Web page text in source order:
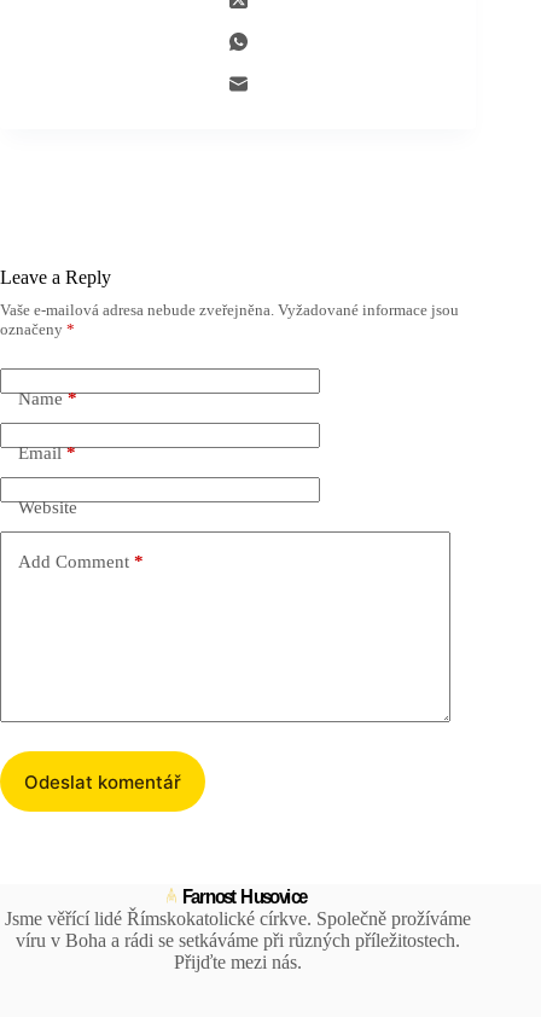
Leave a Reply
Vaše e-mailová adresa nebude zveřejněna. Vyžadované informace jsou
označeny *
Name*
Email*
Website
Add Comment *
Odeslat komentář
Jsme věřící lidé Římskokatolické církve. Společně prožíváme
víru v Boha a rádi se setkáváme při různých příležitostech.
Přijďte mezi nás.